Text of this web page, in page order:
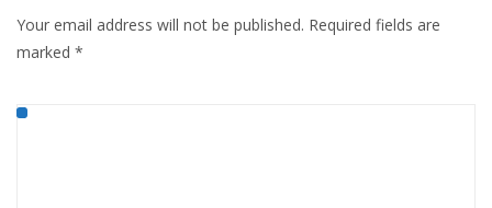
Your email address will not be published. Required fields are
marked *